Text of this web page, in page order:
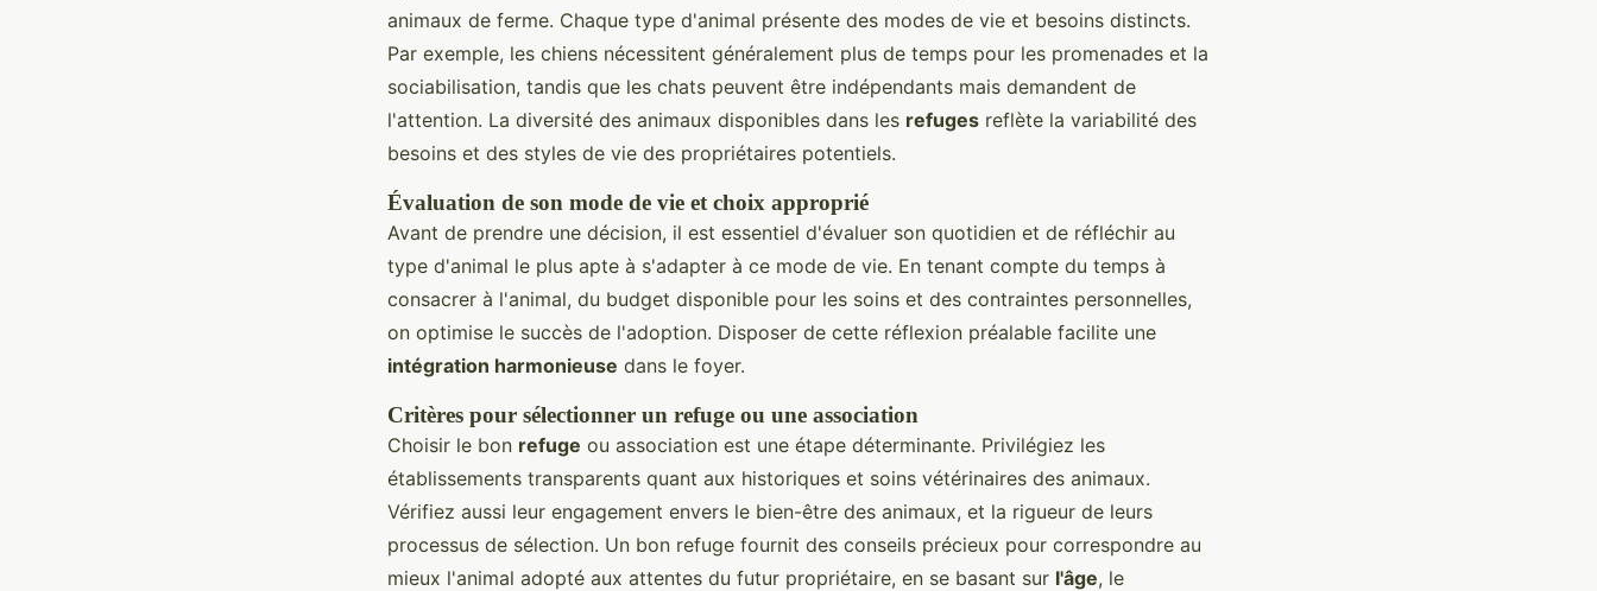
animaux de ferme. Chaque type d'animal présente des modes de vie et besoins distincts.
Par exemple, les chiens nécessitent généralement plus de temps pour les promenades et la
sociabilisation, tandis que les chats peuvent être indépendants mais demandent de
l'attention. La diversité des animaux disponibles dans les refuges reflète la variabilité des
besoins et des styles de vie des propriétaires potentiels.
Évaluation de son mode de vie et choix approprié
Avant de prendre une décision, il est essentiel d'évaluer son quotidien et de réfléchir au
type d'animal le plus apte à s'adapter à ce mode de vie. En tenant compte du temps à
consacrer à l'animal, du budget disponible pour les soins et des contraintes personnelles,
on optimise le succès de l'adoption. Disposer de cette réflexion préalable facilite une
intégration harmonieuse dans le foyer.
Critères pour sélectionner un refuge ou une association
Choisir le bon refuge ou association est une étape déterminante. Privilégiez les
établissements transparents quant aux historiques et soins vétérinaires des animaux.
Vérifiez aussi leur engagement envers le bien-être des animaux, et la rigueur de leurs
processus de sélection. Un bon refuge fournit des conseils précieux pour correspondre au
mieux l'animal adopté aux attentes du futur propriétaire, en se basant sur l'âge, le